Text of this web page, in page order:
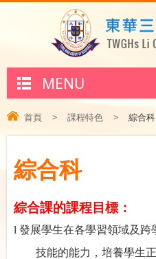
MENU
首頁 > 課程特色 > 綜合科
綜合科
綜合課的課程目標：
l 發展學生在各學習領域及
技能的能力 ，培養學生